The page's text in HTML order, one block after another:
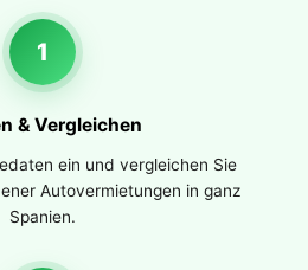
1
& Vergleichen
ein und vergleichen Sie
Autovermietungen in ganz
Spanien.